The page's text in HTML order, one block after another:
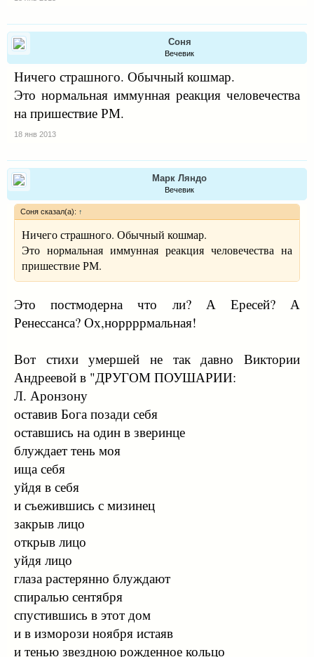
Соня
Вечевик
Ничего страшного. Обычный кошмар.
Это нормальная иммунная реакция человечества
на пришествие РМ.
18 янв 2013
Марк Ляндо
Вечевик
Соня сказал(а): ↑
Ничего страшного. Обычный кошмар.
Это нормальная иммунная реакция человечества на
пришествие РМ.
Это постмодерна что ли? А Ересей? А
Ренессанса? Ох,норрррмальная!
Вот стихи умершей не так давно Виктории
Андреевой в "ДРУГОМ ПОУШАРИИ:
Л. Аронзону
оставив Бога позади себя
оставшись на один в зверинце
блуждает тень моя
ища себя
уйдя в себя
и съежившись с мизинец
закрыв лицо
открыв лицо
уйдя лицо
глаза растерянно блуждают
спиралью сентября
спустившись в этот дом
и в изморози ноября истаяв
и тенью звездною рожденное кольцо